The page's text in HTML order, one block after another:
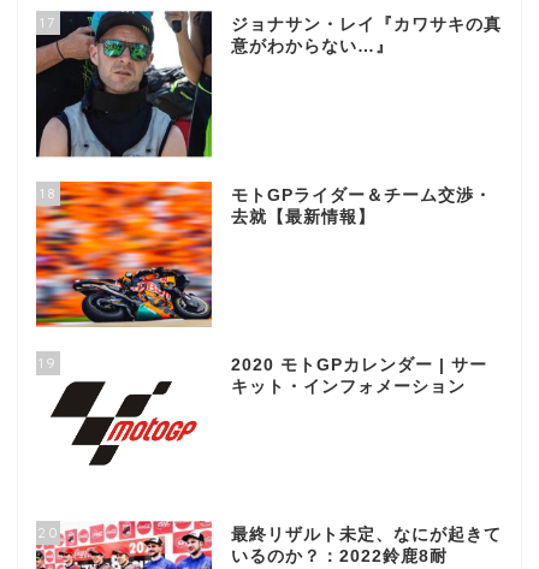
17
ジョナサン・レイ『カワサキの真
意がわからない…』
18
モトGPライダー＆チーム交渉・
去就【最新情報】
19
2020 モトGPカレンダー | サー
キット・インフォメーション
20
最終リザルト未定、なにが起きて
いるのか？：2022鈴鹿8耐